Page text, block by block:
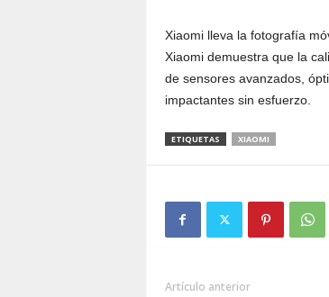
Xiaomi lleva la fotografía
Xiaomi demuestra que la
de sensores avanzados,
impactantes sin esfuerzo.
ETIQUETAS XIAOMI
Artículo anterior